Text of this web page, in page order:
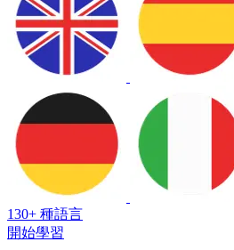
130+ 種語言
開始學習